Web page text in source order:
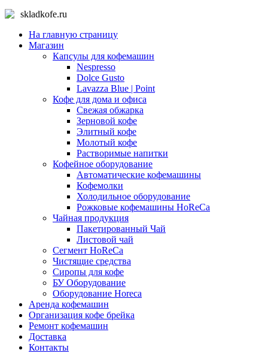
skladkofe.ru
На главную страницу
Магазин
Капсулы для кофемашин
Nespresso
Dolce Gusto
Lavazza Blue | Point
Кофе для дома и офиса
Свежая обжарка
Зерновой кофе
Элитный кофе
Молотый кофе
Растворимые напитки
Кофейное оборудование
Автоматические кофемашины
Кофемолки
Холодильное оборудование
Рожковые кофемашины HoReCa
Чайная продукция
Пакетированный Чай
Листовой чай
Сегмент HoReCa
Чистящие средства
Сиропы для кофе
БУ Оборудование
Оборудование Horeca
Аренда кофемашин
Организация кофе брейка
Ремонт кофемашин
Доставка
Контакты